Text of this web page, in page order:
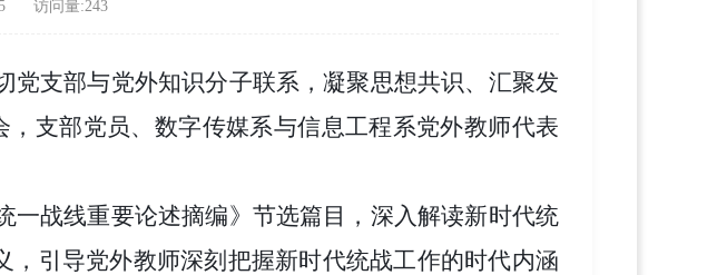
访问量:243
支部与党外知识分子联系，凝聚思想共识、汇聚发
支部党员、数字传媒系与信息工程系党外教师代表
战线重要论述摘编》节选篇目，深入解读新时代统
，引导党外教师深刻把握新时代统战工作的时代内涵